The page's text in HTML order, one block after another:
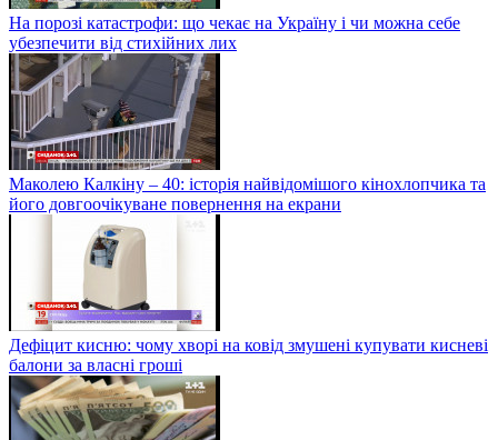
На порозі катастрофи: що чекає на Україну і чи можна себе
убезпечити від стихійних лих
Маколею Калкіну – 40: історія найвідомішого кінохлопчика та
його довгоочікуване повернення на екрани
Дефіцит кисню: чому хворі на ковід змушені купувати кисневі
балони за власні гроші